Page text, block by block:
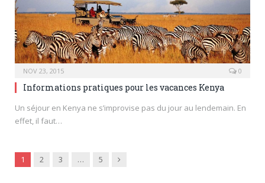
NOV 23, 2015 0
Informations pratiques pour les vacances Kenya
Un séjour en Kenya ne s’improvise pas du jour au lendemain. En
effet, il faut…
1 2 3 … 5 Next